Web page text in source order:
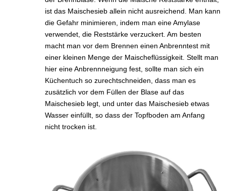
ist das Maischesieb allein nicht ausreichend. Man kann
die Gefahr minimieren, indem man eine Amylase
verwendet, die Reststärke verzuckert. Am besten
macht man vor dem Brennen einen Anbrenntest mit
einer kleinen Menge der Maischeflüssigkeit. Stellt man
hier eine Anbrennneigung fest, sollte man sich ein
Küchentuch so zurechtschneiden, dass man es
zusätzlich vor dem Füllen der Blase auf das
Maischesieb legt, und unter das Maischesieb etwas
Wasser einfüllt, so dass der Topfboden am Anfang
nicht trocken ist.